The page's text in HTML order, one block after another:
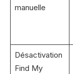
manuelle
Désactivation
Find My